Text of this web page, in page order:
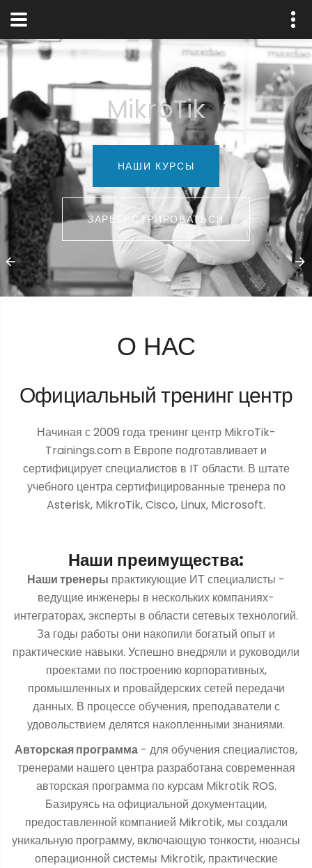
MikroTik
НАШИ КУРСЫ
ЗАРЕГИСТРИРОВАТЬСЯ
О НАС
Официальный тренинг центр
Начиная с 2009 года тренинг центр MikroTik-
Trainings.com в Европе подготавливает и
сертифицирует специалистов в IT области. В штате
учебного центра сертифицированные тренера по
Asterisk, MikroTik, Cisco, Linux, Microsoft.
Наши преимущества:
Наши тренеры практикующие ИТ специалисты -
ведущие инженеры в нескольких компаниях-
интеграторах, эксперты в области сетевых технологий.
За годы работы они накопили богатый опыт и
практические навыки. Успешно внедряли и руководили
проектами по построению корпоративных,
промышленных и провайдерских сетей передачи
данных. В процессе обучения, преподаватели с
удовольствием делятся накопленными знаниями.
Авторская программа - для обучения специалистов,
тренерами нашего центра разработана современная
авторская программа по курсам Mikrotik ROS.
Базируясь на официальной документации,
предоставленной компанией Mikrotik, мы создали
уникальную программу, включающую тонкости, нюансы
операционной системы Mikrotik, практические